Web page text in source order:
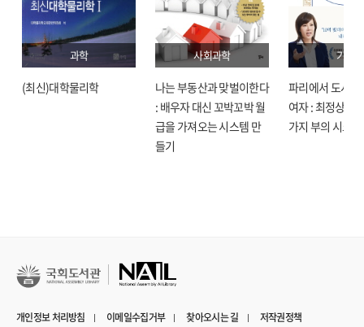
과학
(최신)대학물리학
사회과학
나는 부동산과 맞벌이한다
: 배우자 대신 꼬박꼬박 월
급을 가져오는 시스템 만
들기
기술
파리에서 도시락
여자 : 최정상으
가지 부의 시크릿
개인정보 처리방침 이메일수집거부 찾아오시는 길 저작권정책